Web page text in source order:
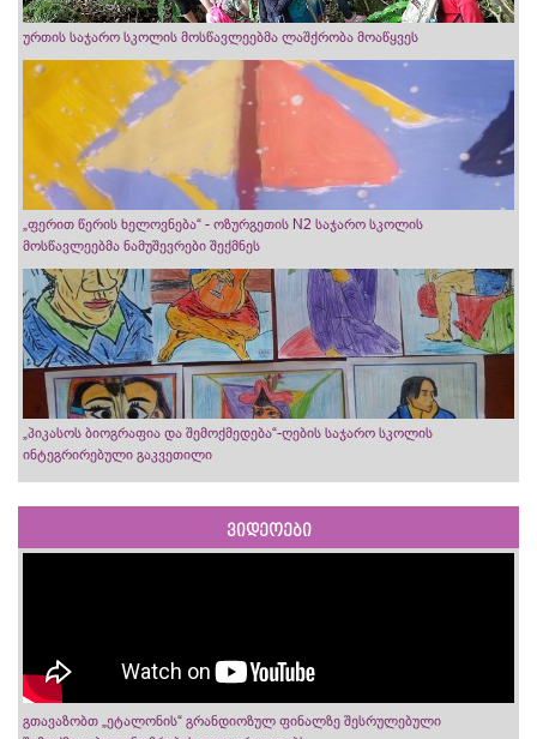
ურთის საჯარო სკოლის მოსწავლეებმა ლაშქრობა მოაწყვეს
„ფერით წერის ხელოვნება“ - ოზურგეთის N2 საჯარო სკოლის
მოსწავლეებმა ნამუშევრები შექმნეს
„პიკასოს ბიოგრაფია და შემოქმედება“-ღების საჯარო სკოლის
ინტეგრირებული გაკვეთილი
ვიდეოები
გთავაზობთ „ეტალონის“ გრანდიოზულ ფინალზე შესრულებული